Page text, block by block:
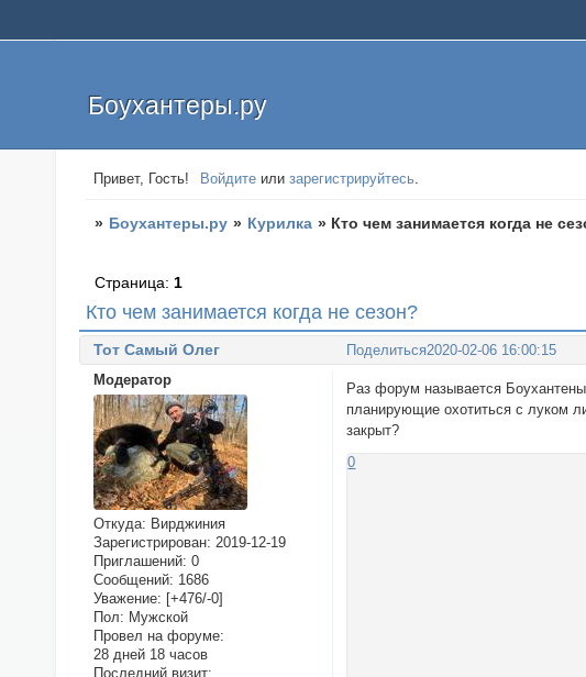
Боухантеры.ру
Привет, Гость! Войдите илизарегистрируйтесь.
» Боухантеры.ру » Курилка » Кто чем занимается когда не
Кто чем занимается когда не сезон?
Страница: 1
Поделиться2020-02-06 16:00:15
Тот Самый Олег
Модератор
Откуда: Вирджиния
Зарегистрирован: 2019-12-19
Приглашений: 0
Сообщений: 1686
Уважение: [+476/-0]
Пол: Мужской
Провел на форуме:
28 дней 18 часов
Последний визит:
Раз форум называется
планирующие охотиться с луком
закрыт?
0